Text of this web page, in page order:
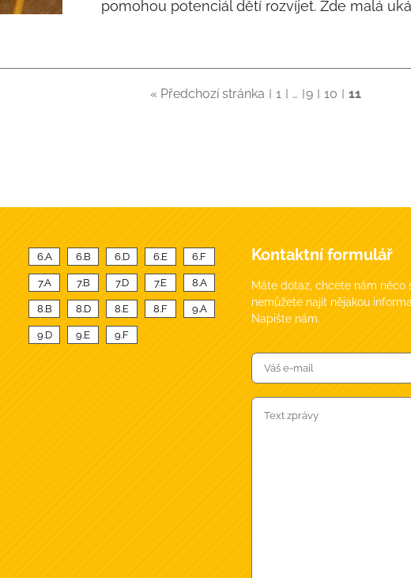
pomohou potenciál dětí rozvíjet. Zde malá
« Předchozí stránka 1 … 9 10 11
6.A 6.B 6.D 6.E 6.F
7.A 7.B 7.D 7.E 8.A
8.B 8.D 8.E 8.F 9.A
9.D 9.E 9.F
Kontaktní formulář
Máte dotaz, chcete nám něco
nemůžete najít nějakou
Napište nám.